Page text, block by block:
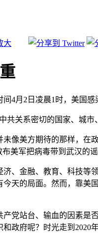
间4月2日凌晨1时，美国感
共关系密切的国家、城
像美方期待的那样，在
美军把病毒带到武汉的
、金融、教育、科技
天的局面。然而，靠美
党站台、输血的因素
政府呢？时光走到2020